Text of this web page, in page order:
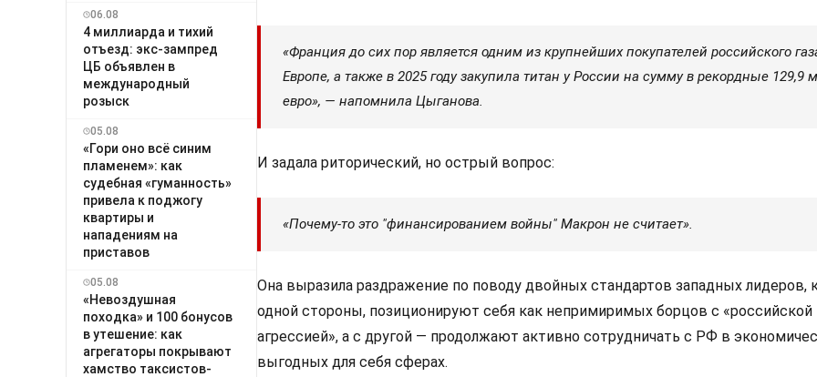
06.08
4 миллиарда и тихий
отъезд: экс-зампред
ЦБ объявлен в
международный
розыск
05.08
«Гори оно всё синим
пламенем»: как
судебная «гуманность»
привела к поджогу
квартиры и
нападениям на
приставов
05.08
«Невоздушная
походка» и 100 бонусов
в утешение: как
агрегаторы покрывают
хамство таксистов-
«Франция до сих пор является одним из крупнейших покупателей российского
Европе, а также в 2025 году закупила титан у России на сумму в рекордные 129,9
евро», — напомнила Цыганова.
И задала риторический, но острый вопрос:
«Почему-то это "финансированием войны" Макрон не считает».
Она выразила раздражение по поводу двойных стандартов западных лидеров,
одной стороны, позиционируют себя как непримиримых борцов с «российской
агрессией», а с другой — продолжают активно сотрудничать с РФ в
выгодных для себя сферах.